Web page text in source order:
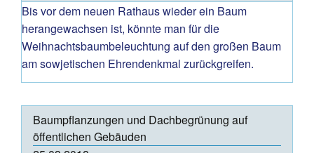
Bis vor dem neuen Rathaus wieder ein Baum
herangewachsen ist, könnte man für die
Weihnachtsbaumbeleuchtung auf den großen Baum
am sowjetischen Ehrendenkmal zurückgreifen.
Baumpflanzungen und Dachbegrünung auf
öffentlichen Gebäuden